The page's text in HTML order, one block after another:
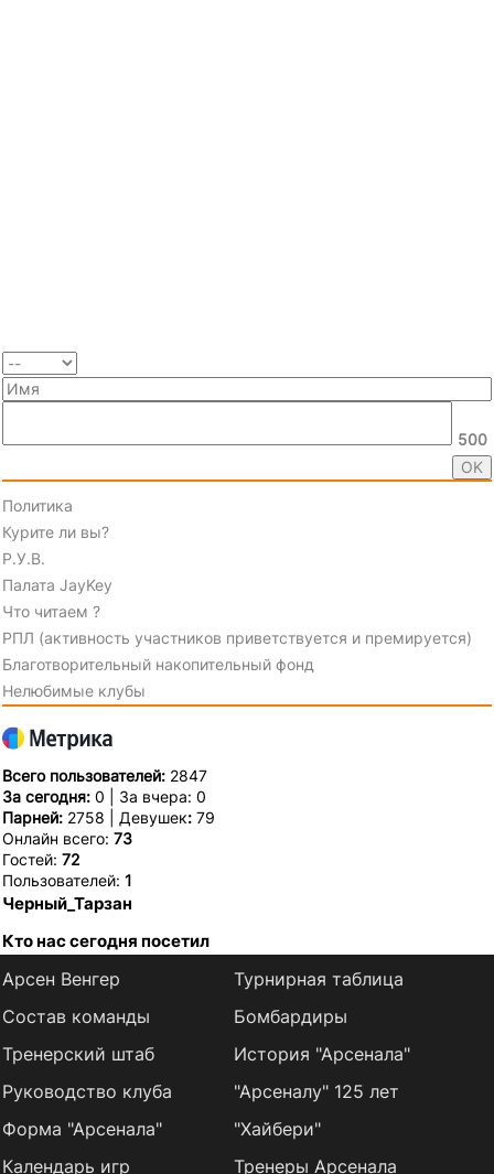
500
Политика
Курите ли вы?
Р.У.В.
Палата JayKey
Что читаем ?
РПЛ (активность участников приветствуется и премируется)
Благотворительный накопительный фонд
Нелюбимые клубы
Всего пользователей: 2847
За сегодня: 0 | За вчера: 0
Парней: 2758 | Девушек: 79
Онлайн всего: 73
Гостей: 72
Пользователей: 1
Черный_Тарзан
Кто нас сегодня посетил
Арсен Венгер
Состав команды
Тренерский штаб
Руководство клуба
Форма "Арсенала"
Календарь игр
Турнирная таблица
Бомбардиры
История "Арсенала"
"Арсеналу" 125 лет
"Хайбери"
Тренеры Арсенала